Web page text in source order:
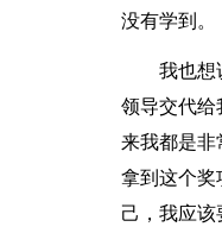
没有学到。
我也想
领导交代给
来我都是非
拿到这个奖
己，我应该